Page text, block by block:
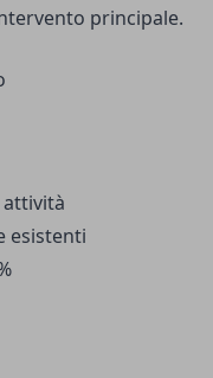
principale.
attività
esistenti